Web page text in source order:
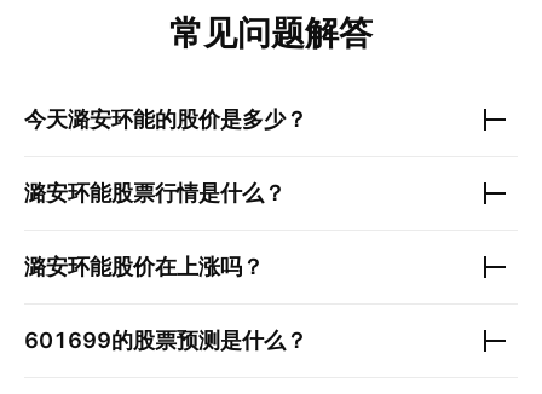
常见问题解答
今天潞安环能的股价是多少？
潞安环能股票行情是什么？
潞安环能股价在上涨吗？
601699的股票预测是什么？